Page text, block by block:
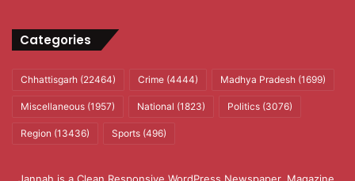
Categories
Chhattisgarh (22464) Crime (4444) Madhya Pradesh (1699)
Miscellaneous (1957) National (1823) Politics (3076)
Region (13436) Sports (496)